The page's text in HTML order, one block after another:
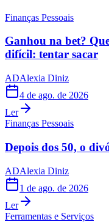
Finanças Pessoais
Ganhou na bet?
difícil: tentar sacar
ADAlexia Diniz
4 de ago. de 2026
Ler
Finanças Pessoais
Depois dos 50, o
ADAlexia Diniz
1 de ago. de 2026
Ler
Ferramentas e Serviços